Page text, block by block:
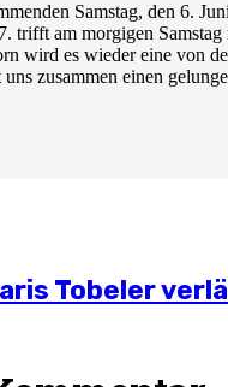
Samstag, den 6.
trifft am morgigen
wird es wieder eine von
zusammen einen
27
Hoogland
Social
Tobeler